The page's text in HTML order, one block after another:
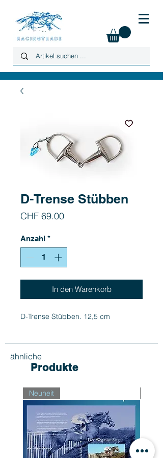
D-Trense Stübben
CHF 69.00Preis
Anzahl *
In den Warenkorb
D-Trense Stübben. 12,5 cm
ähnliche
Produkte
Neuheit